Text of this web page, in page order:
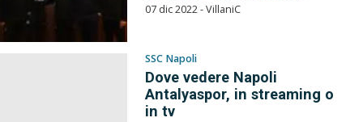
07 dic 2022 - VillaniC
SSC Napoli
Dove vedere Napoli
Antalyaspor, in streaming o
in tv